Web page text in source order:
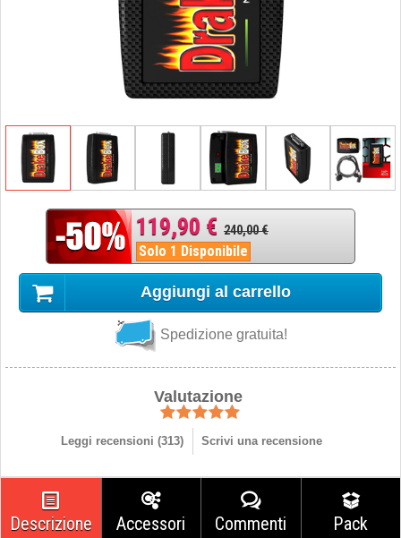
119,90 € 240,00 €
Solo 1 Disponibile
Aggiungi al carrello
Spedizione gratuita!
Valutazione
Leggi recensioni (313) Scrivi una recensione
Descrizione Accessori Commenti Pack